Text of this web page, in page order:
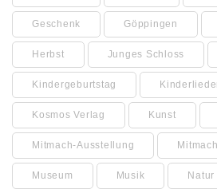
Geschenk Göppingen
Herbst Junges Schloss
Kindergeburtstag
Kosmos Verlag Kunst
Mitmach-Ausstellung
Museum Musik Natur